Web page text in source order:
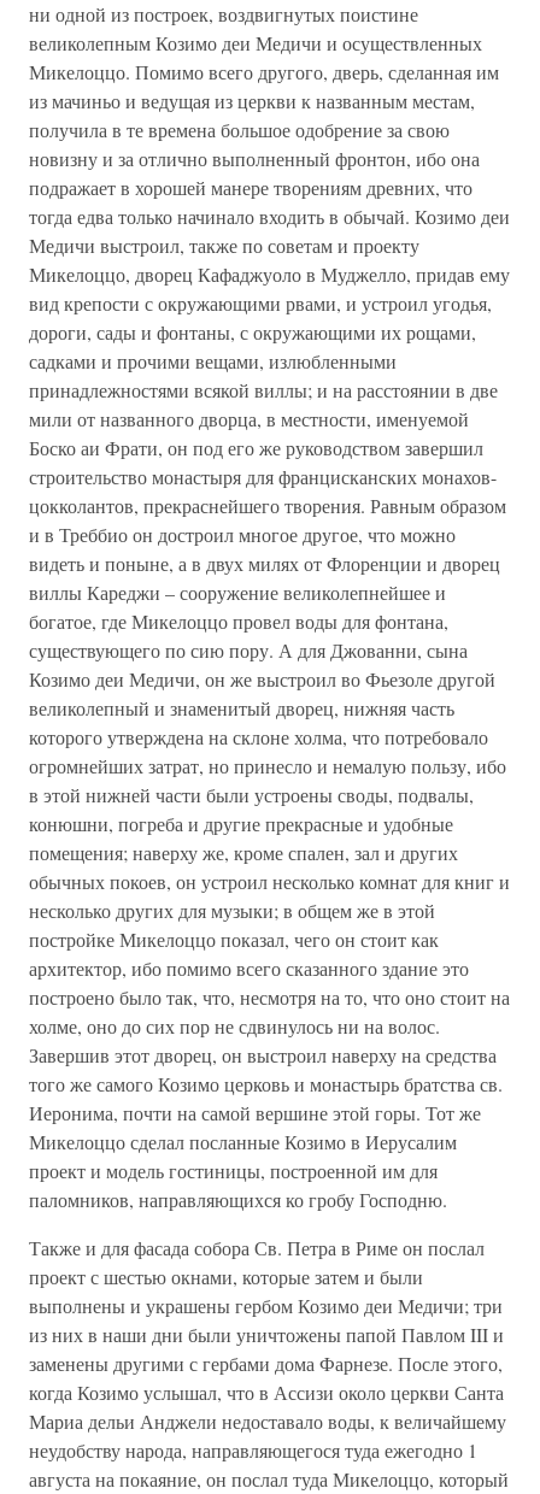
ни одной из построек, воздвигнутых поистине
великолепным Козимо деи Медичи и осуществленных
Микелоццо. Помимо всего другого, дверь, сделанная им
из мачиньо и ведущая из церкви к названным местам,
получила в те времена большое одобрение за свою
новизну и за отлично выполненный фронтон, ибо она
подражает в хорошей манере творениям древних, что
тогда едва только начинало входить в обычай. Козимо деи
Медичи выстроил, также по советам и проекту
Микелоццо, дворец Кафаджуоло в Муджелло, придав ему
вид крепости с окружающими рвами, и устроил угодья,
дороги, сады и фонтаны, с окружающими их рощами,
садками и прочими вещами, излюбленными
принадлежностями всякой виллы; и на расстоянии в две
мили от названного дворца, в местности, именуемой
Боско аи Фрати, он под его же руководством завершил
строительство монастыря для францисканских монахов-
цокколантов, прекраснейшего творения. Равным образом
и в Треббио он достроил многое другое, что можно
видеть и поныне, а в двух милях от Флоренции и дворец
виллы Кареджи – сооружение великолепнейшее и
богатое, где Микелоццо провел воды для фонтана,
существующего по сию пору. А для Джованни, сына
Козимо деи Медичи, он же выстроил во Фьезоле другой
великолепный и знаменитый дворец, нижняя часть
которого утверждена на склоне холма, что потребовало
огромнейших затрат, но принесло и немалую пользу, ибо
в этой нижней части были устроены своды, подвалы,
конюшни, погреба и другие прекрасные и удобные
помещения; наверху же, кроме спален, зал и других
обычных покоев, он устроил несколько комнат для книг и
несколько других для музыки; в общем же в этой
постройке Микелоццо показал, чего он стоит как
архитектор, ибо помимо всего сказанного здание это
построено было так, что, несмотря на то, что оно стоит на
холме, оно до сих пор не сдвинулось ни на волос.
Завершив этот дворец, он выстроил наверху на средства
того же самого Козимо церковь и монастырь братства св.
Иеронима, почти на самой вершине этой горы. Тот же
Микелоццо сделал посланные Козимо в Иерусалим
проект и модель гостиницы, построенной им для
паломников, направляющихся ко гробу Господню.
Также и для фасада собора Св. Петра в Риме он послал
проект с шестью окнами, которые затем и были
выполнены и украшены гербом Козимо деи Медичи; три
из них в наши дни были уничтожены папой Павлом III и
заменены другими с гербами дома Фарнезе. После этого,
когда Козимо услышал, что в Ассизи около церкви Санта
Мариа дельи Анджели недоставало воды, к величайшему
неудобству народа, направляющегося туда ежегодно 1
августа на покаяние, он послал туда Микелоццо, который